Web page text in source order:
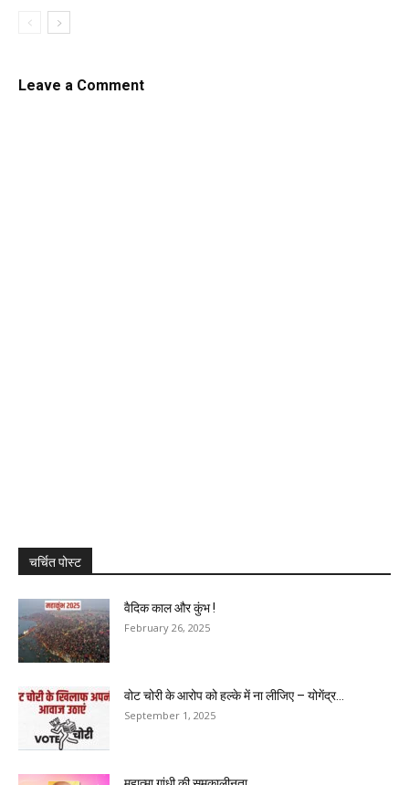
Leave a Comment
चर्चित पोस्ट
वैदिक काल और कुंभ !
February 26, 2025
वोट चोरी के आरोप को हल्के में ना लीजिए – योगेंद्र...
September 1, 2025